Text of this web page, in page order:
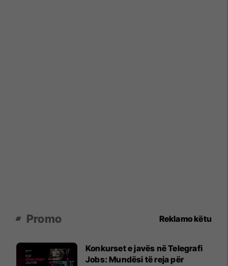
Promo Reklamo këtu
Konkurset e javës në Telegrafi
Jobs: Mundësi të reja për